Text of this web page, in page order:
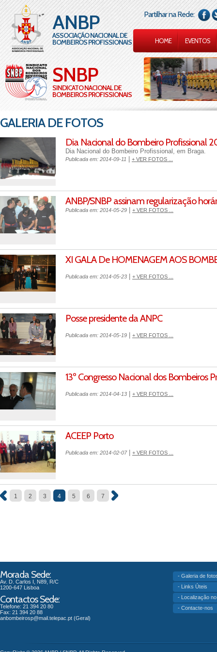
ANBP
ASSOCIAÇÃO NACIONAL DE
BOMBEIROS PROFISSIONAIS
SNBP
SINDICATO NACIONAL DE
BOMBEIROS PROFISSIONAIS
Partilhar na Rede:
HOME EVENTOS
GALERIA DE FOTOS
Dia Nacional do Bombeiro Profissional
Dia Nacional do Bombeiro Profissional, em Braga.
Publicada em: 2014-09-11 + VER FOTOS ...
ANBP/SNBP assinam regularização
Publicada em: 2014-05-29 + VER FOTOS ...
XI GALA De HOMENAGEM AOS
Publicada em: 2014-05-23 + VER FOTOS ...
Posse presidente da ANPC
Publicada em: 2014-05-19 + VER FOTOS ...
13º Congresso Nacional dos Bombeiros
Publicada em: 2014-04-13 + VER FOTOS ...
ACEEP Porto
Publicada em: 2014-02-07| + VER FOTOS ...
1 2 3 4 5 6 7
Morada Sede:
Av. D. Carlos I, N89, R/C
1200-647 Lisboa
Contactos Sede:
Telefone: 21 394 20 80
Fax: 21 394 20 88
anbombeirosp@mail.telepac.pt (Geral)
- Galeria de
- Links Úteis
- Localização
- Contacte-nos